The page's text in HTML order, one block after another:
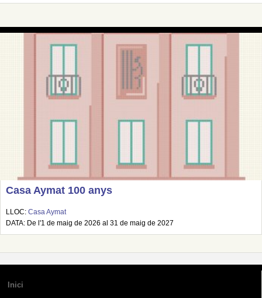
Casa Aymat 100 anys
LLOC: Casa Aymat
DATA: De l'1 de maig de 2026 al 31 de maig de 2027
Inici